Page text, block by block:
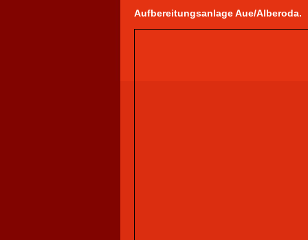
Aufbereitungsanlage Aue/Alberoda.